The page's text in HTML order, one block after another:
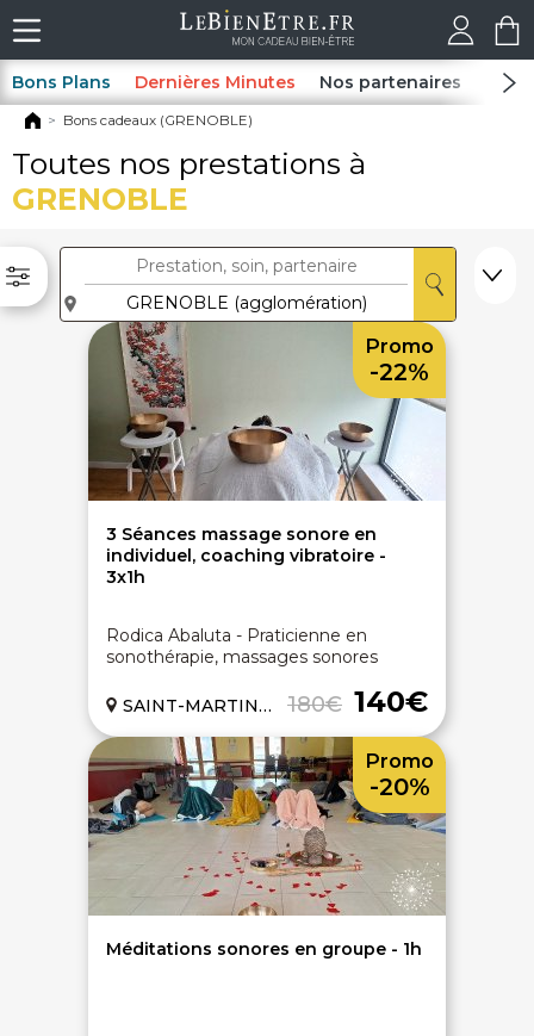
Bons Plans Dernières Minutes Nos partenaires Spas
Bons cadeaux (GRENOBLE)
Toutes nos prestations à
GRENOBLE
3 Séances massage sonore en
individuel, coaching vibratoire -
3x1h
Rodica Abaluta - Praticienne en
sonothérapie, massages sonores
180€ 140€
SAINT-MARTIN-LE-VINOUX (38)
Promo
-22%
Méditations sonores en groupe - 1h
Promo
-20%